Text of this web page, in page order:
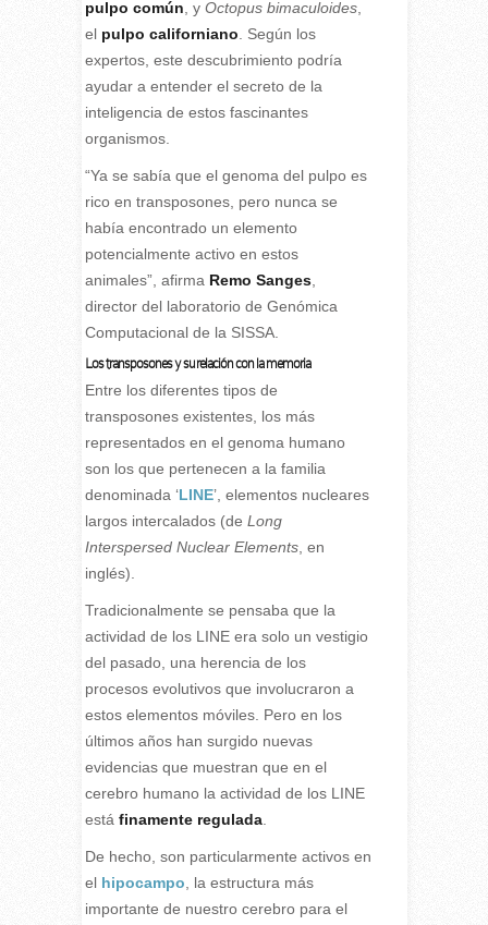
pulpo común, y Octopus bimaculoides,
el pulpo californiano. Según los
expertos, este descubrimiento podría
ayudar a entender el secreto de la
inteligencia de estos fascinantes
organismos.
“Ya se sabía que el genoma del pulpo es
rico en transposones, pero nunca se
había encontrado un elemento
potencialmente activo en estos
animales”, afirma Remo Sanges,
director del laboratorio de Genómica
Computacional de la SISSA.
Los transposones y su relación con la memoria
Entre los diferentes tipos de
transposones existentes, los más
representados en el genoma humano
son los que pertenecen a la familia
denominada ‘LINE’, elementos nucleares
largos intercalados (de Long
Interspersed Nuclear Elements, en
inglés).
Tradicionalmente se pensaba que la
actividad de los LINE era solo un vestigio
del pasado, una herencia de los
procesos evolutivos que involucraron a
estos elementos móviles. Pero en los
últimos años han surgido nuevas
evidencias que muestran que en el
cerebro humano la actividad de los LINE
está finamente regulada.
De hecho, son particularmente activos en
el hipocampo, la estructura más
importante de nuestro cerebro para el